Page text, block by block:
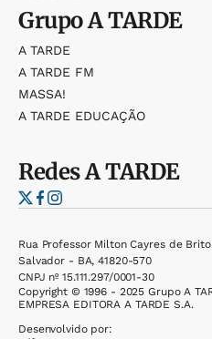
GrupoA TARDE
A TARDE
A TARDE FM
MASSA!
A TARDE EDUCAÇÃO
RedesA TARDE
Rua Professor Milton Cayres de
Salvador - BA, 41820-570
CNPJ nº 15.111.297/0001-30
Copyright © 1996 - 2025 Grupo A
EMPRESA EDITORA A TARDE S.A.
Desenvolvido por: